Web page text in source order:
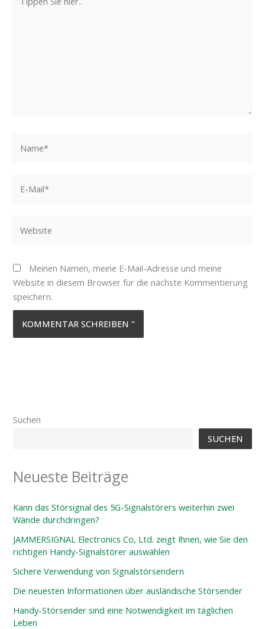
Sie
Mail*
Meinen Namen, meine E-Mail-Adresse und meine
Website in diesem Browser für die nächste Kommentierung
speichern.
Suchen
SUCHEN
Neueste Beiträge
Kann das Störsignal des 5G-Signalstörers weiterhin zwei
Wände durchdringen?
JAMMERSIGNAL Electronics Co, Ltd. zeigt Ihnen, wie Sie den
richtigen Handy-Signalstörer auswählen
Sichere Verwendung von Signalstörsendern
Die neuesten Informationen über ausländische Störsender
Handy-Störsender sind eine Notwendigkeit im täglichen
Leben